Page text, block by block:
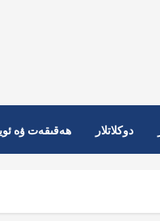
دوكلاتلار ھەقىقەت ۋە